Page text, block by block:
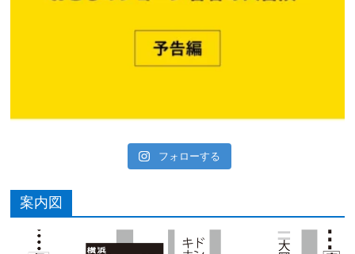
フォローする
案内図